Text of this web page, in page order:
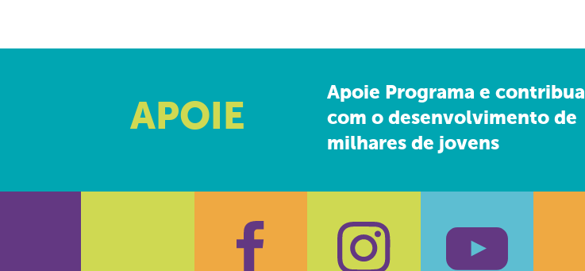
APOIE
Apoie Programa e contribua
com o desenvolvimento de
milhares de jovens